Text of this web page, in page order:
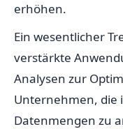
erhöhen.
Ein wesentlicher
verstärkte
Analysen zur
Unternehmen, die
Datenmengen zu